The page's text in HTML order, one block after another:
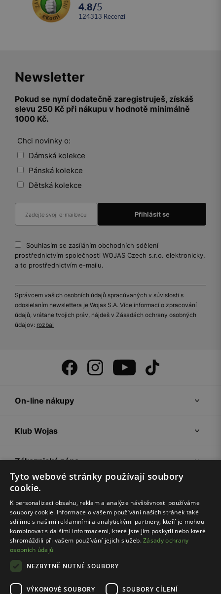
4.8/5
124313 recenzí
Newsletter
Pokud se nyní dodatečně zaregistruješ, získáš
slevu 250 Kč při nákupu v hodnotě minimálně
1000 Kč.
Chci novinky o:
Dámská kolekce
Pánská kolekce
Dětská kolekce
Souhlasím se zasíláním obchodních sdělení
prostřednictvím společnosti WOJAS Czech s.r.o. elektronicky,
a to prostřednictvím e-mailu.
Správcem vašich osobních údajů spracúvaných v súvislosti s
odosielaním newslettera je Wojas S.A. Více informací o zpracování
údajů, vrátane tvojich práv, nájdeš v Zásadách ochrany osobných
údajov: rozbal
On-line nákupy
Klub Wojas
Zákaznická zóna
Společnost Wojas
Rady
Tyto webové stránky používají soubory
cookie.
K personalizaci obsahu, reklam a analýze návštěvnosti používáme
soubory cookie. Informace o vašem používání našich stránek také
sdílíme s našimi reklamními a analytickými partnery, kteří je mohou
kombinovat s dalšími informacemi, které jste jim poskytli nebo které
shromáždili při vašem používání jejich služeb.Zásady ochrany
osobních údajů
NEZBYTNĚ NUTNÉ SOUBORY
VÝKONOVÉ SOUBORY SOUBORY CÍLENÍ